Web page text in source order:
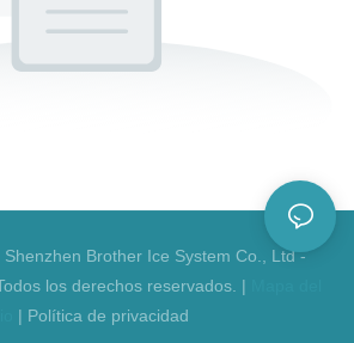
Brother Ice System Co., Ltd -
los derechos reservados. |
| Política de privacidad